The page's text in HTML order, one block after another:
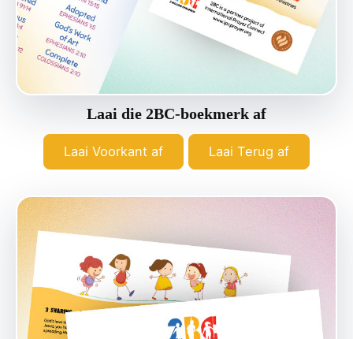
Laai die 2BC-boekmerk af
Laai Voorkant af Laai Terug af